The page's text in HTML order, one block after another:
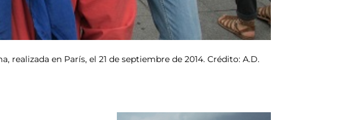
en París, el 21 de septiembre de 2014. Crédito: A.D.